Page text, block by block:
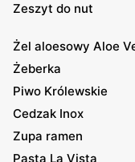
Zeszyt do nut
Żel aloesowy Aloe
Żeberka
Piwo Królewskie
Cedzak Inox
Zupa ramen
Pasta La Vista